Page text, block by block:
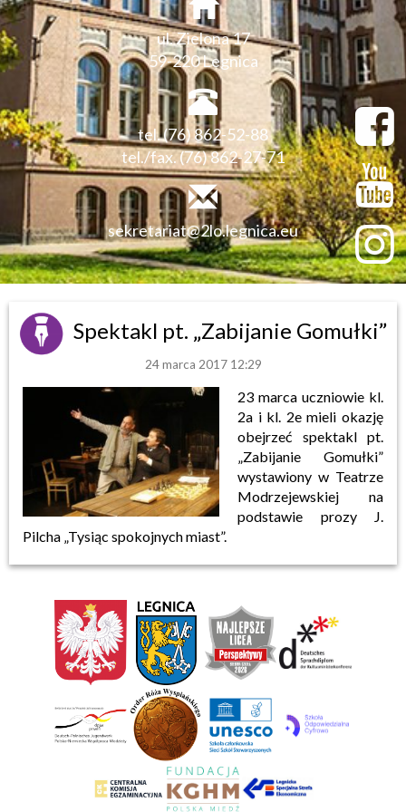
ul. Zielona 17
59-220 Legnica
tel. (76) 862-52-88
tel./fax. (76) 862-27-71
sekretariat@2lo.legnica.eu
Spektakl pt. „Zabijanie Gomułki”
24 marca 2017 12:29
23 marca uczniowie kl.
2a i kl. 2e mieli okazję
obejrzeć spektakl pt.
„Zabijanie Gomułki”
wystawiony w Teatrze
Modrzejewskiej na
podstawie prozy J.
Pilcha „Tysiąc spokojnych miast”.